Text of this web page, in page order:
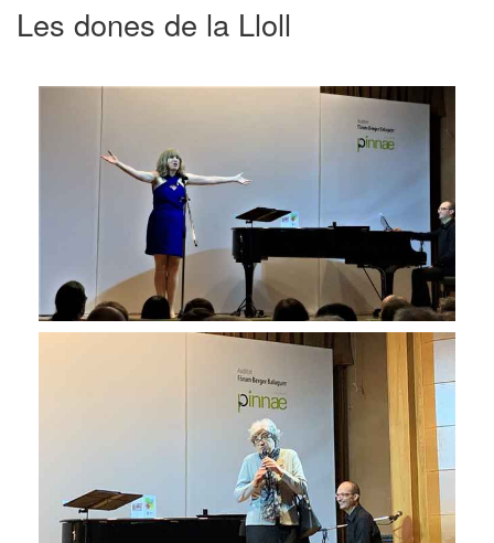
Les dones de la Lloll